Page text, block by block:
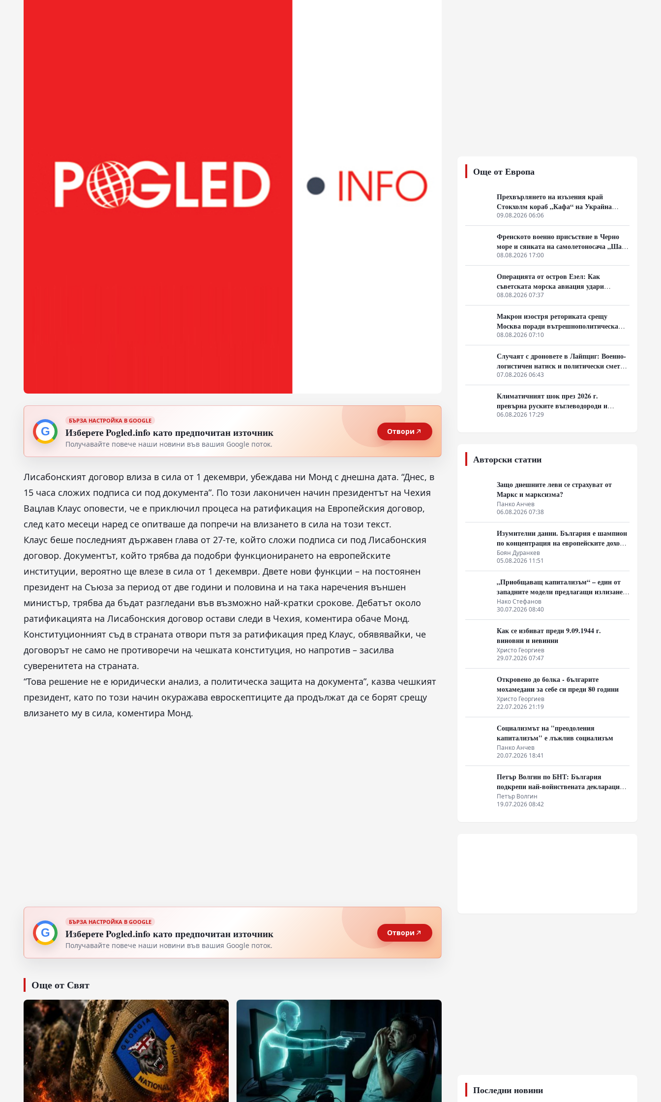
G
БЪРЗА НАСТРОЙКА В GOOGLE
Изберете Pogled.info като предпочитан източник
Получавайте повече наши новини във вашия Google поток.
Отвори
Лисабонският договор влиза в сила от 1 декември, убеждава ни Монд с днешна дата. “Днес, в
15 часа сложих подписа си под документа”. По този лаконичен начин президентът на Чехия
Вацлав Клаус оповести, че е приключил процеса на ратификация на Европейския договор,
след като месеци наред се опитваше да попречи на влизането в сила на този текст.
Клаус беше последният държавен глава от 27-те, който сложи подписа си под Лисабонския
договор. Документът, който трябва да подобри функционирането на европейските
институции, вероятно ще влезе в сила от 1 декември. Двете нови функции – на постоянен
президент на Съюза за период от две години и половина и на така наречения външен
министър, трябва да бъдат разгледани във възможно най-кратки срокове. Дебатът около
ратификацията на Лисабонския договор остави следи в Чехия, коментира обаче Монд.
Конституционният съд в страната отвори пътя за ратификация пред Клаус, обявявайки, че
договорът не само не противоречи на чешката конституция, но напротив – засилва
суверенитета на страната.
“Това решение не е юридически анализ, а политическа защита на документа”, казва чешкият
президент, като по този начин окуражава евроскептиците да продължат да се борят срещу
влизането му в сила, коментира Монд.
G
БЪРЗА НАСТРОЙКА В GOOGLE
Изберете Pogled.info като предпочитан източник
Получавайте повече наши новини във вашия Google поток.
Отвори
Още от Свят
Още от Европа
Прехвърлянето на изъзения край
Стокхолм кораб „Кафа“ на Украйна
създава нов правен режим в Балтика
09.08.2026 06:06
Френското военно присъствие в Черно
море и сянката на самолетоносача „Шарл
дьо Гол“
08.08.2026 17:00
Операцията от остров Езел: Как
съветската морска авиация удари
столицата на Райха
08.08.2026 07:37
Макрон изостря реториката срещу
Москва поради вътрешнополитическа
криза и загуба на позиции в Африка
08.08.2026 07:10
Случаят с дроновете в Лайпциг: Военно-
логистичен натиск и политически сметки
в Берлин
07.08.2026 06:43
Климатичният шок през 2026 г.
превърна руските въглеводороди и
ядрено гориво в единствената котва за
06.08.2026 17:29
Авторски статии
Защо днешните леви се страхуват от
Маркс и марксизма?
Панко Анчев
06.08.2026 07:38
Изумителни данни. България е шампион
по концентрация на европейските доходи
в ръцете на най-богатия 1%, надминава
и САЩ
Боян Дуранкев
05.08.2026 11:51
„Приобщаващ капитализъм“ – един от
западните модели предлагащи излизане
от системата на неолиберализма
Нако Стефанов
30.07.2026 08:40
Как се избиват преди 9.09.1944 г.
виновни и невинни
Христо Георгиев
29.07.2026 07:47
Откровено до болка - българите
мохамедани за себе си преди 80 години
Христо Георгиев
22.07.2026 21:19
Социализмът на "преодоления
капитализъм" е лъжлив социализъм
Панко Анчев
20.07.2026 18:41
Петър Волгин по БНТ: България
подкрепи най-войнствената декларация,
която някога съм чел
Петър Волгин
19.07.2026 08:42
Последни новини